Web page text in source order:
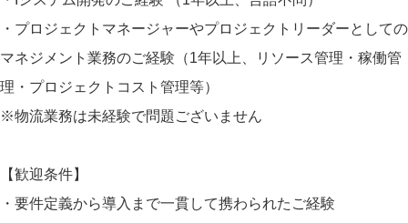
・プロジェクトマネージャーやプロジェクトリーダーとしての
マネジメント業務のご経験（1年以上、リソース管理・稼働管
理・プロジェクトコスト管理等）
※物流業務は未経験で問題ございません
【歓迎条件】
・要件定義から導入まで一貫して携わられたご経験